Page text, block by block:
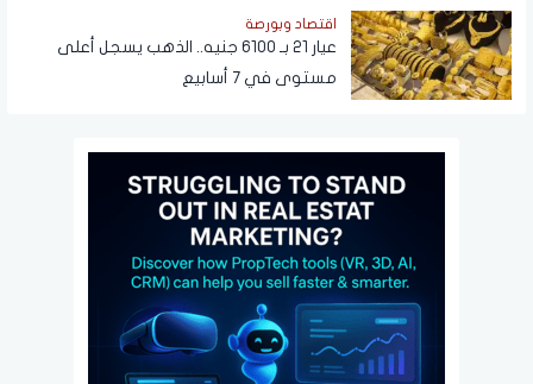
اقتصاد وبورصة
عيار 21 بـ 6100 جنيه.. الذهب يسجل أعلى
مستوى في 7 أسابيع